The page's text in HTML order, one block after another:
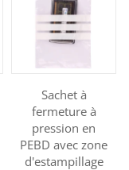
Sachet à
fermeture à
pression en
PEBD avec zone
d'estampillage